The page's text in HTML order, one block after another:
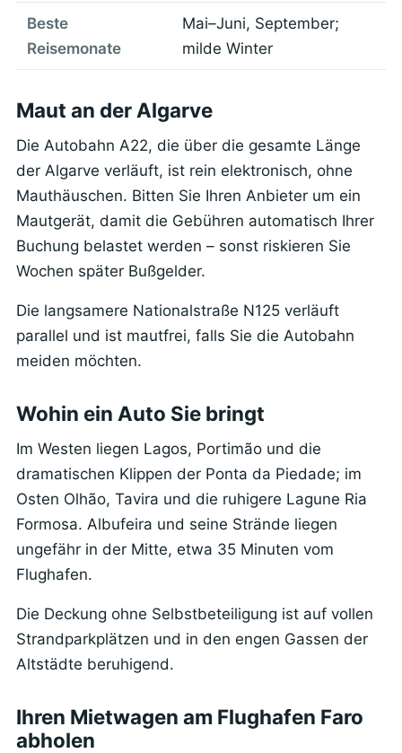
Beste
Reisemonate
Mai–Juni, September;
milde Winter
Maut an der Algarve
Die Autobahn A22, die über die gesamte Länge
der Algarve verläuft, ist rein elektronisch, ohne
Mauthäuschen. Bitten Sie Ihren Anbieter um ein
Mautgerät, damit die Gebühren automatisch Ihrer
Buchung belastet werden – sonst riskieren Sie
Wochen später Bußgelder.
Die langsamere Nationalstraße N125 verläuft
parallel und ist mautfrei, falls Sie die Autobahn
meiden möchten.
Wohin ein Auto Sie bringt
Im Westen liegen Lagos, Portimão und die
dramatischen Klippen der Ponta da Piedade; im
Osten Olhão, Tavira und die ruhigere Lagune Ria
Formosa. Albufeira und seine Strände liegen
ungefähr in der Mitte, etwa 35 Minuten vom
Flughafen.
Die Deckung ohne Selbstbeteiligung ist auf vollen
Strandparkplätzen und in den engen Gassen der
Altstädte beruhigend.
Ihren Mietwagen am Flughafen Faro
abholen